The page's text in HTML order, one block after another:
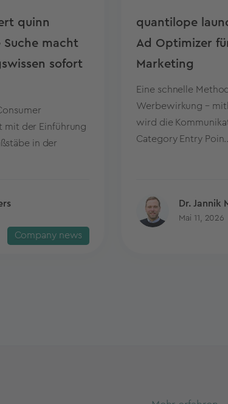
quinn
Suche macht
sofort
mit der Einführung
in der
Company news
quantilope
Ad Optimizer
Marketing
Eine schnelle
Werbewirkung –
wird die
Category Entry
Dr. Jannik
Mai 11, 2026